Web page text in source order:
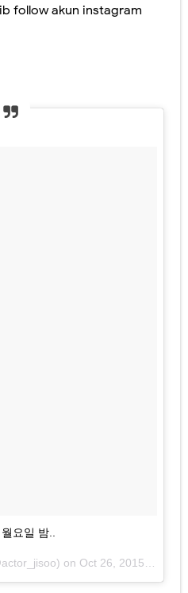
follow akun instagram
요일 밤..
on Oct 26, 2015 at 6:00am PDT